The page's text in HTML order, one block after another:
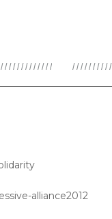
alliance2012